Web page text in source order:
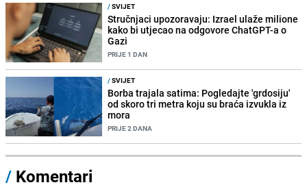
/SVIJET
Stručnjaci upozoravaju: Izrael ulaže milione
kako bi utjecao na odgovore ChatGPT-a o
Gazi
PRIJE 1 DAN
/SVIJET
Borba trajala satima: Pogledajte 'grdosiju'
od skoro tri metra koju su braća izvukla iz
mora
PRIJE 2 DANA
/ Komentari